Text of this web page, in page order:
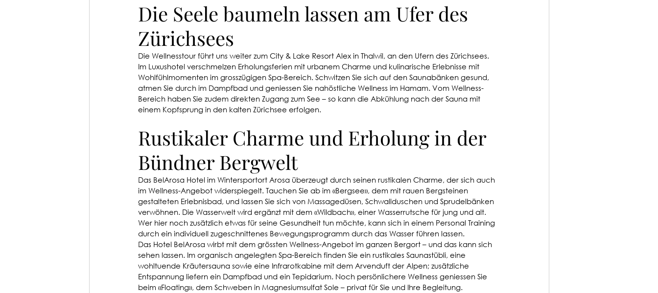
Die Seele baumeln lassen am Ufer des
Zürichsees
Die Wellnesstour führt uns weiter zum City & Lake Resort Alex in Thalwil, an den Ufern des Zürichsees.
Im Luxushotel verschmelzen Erholungsferien mit urbanem Charme und kulinarische Erlebnisse mit
Wohlfühlmomenten im grosszügigen Spa-Bereich. Schwitzen Sie sich auf den Saunabänken gesund,
atmen Sie durch im Dampfbad und geniessen Sie nahöstliche Wellness im Hamam. Vom Wellness-
Bereich haben Sie zudem direkten Zugang zum See – so kann die Abkühlung nach der Sauna mit
einem Kopfsprung in den kalten Zürichsee erfolgen.
Rustikaler Charme und Erholung in der
Bündner Bergwelt
Das BelArosa Hotel im Wintersportort Arosa überzeugt durch seinen rustikalen Charme, der sich auch
im Wellness-Angebot widerspiegelt. Tauchen Sie ab im «Bergsee», dem mit rauen Bergsteinen
gestalteten Erlebnisbad, und lassen Sie sich von Massagedüsen, Schwallduschen und Sprudelbänken
verwöhnen. Die Wasserwelt wird ergänzt mit dem «Wildbach», einer Wasserrutsche für jung und alt.
Wer hier noch zusätzlich etwas für seine Gesundheit tun möchte, kann sich in einem Personal Training
durch ein individuell zugeschnittenes Bewegungsprogramm durch das Wasser führen lassen.
Das Hotel BelArosa wirbt mit dem grössten Wellness-Angebot im ganzen Bergort – und das kann sich
sehen lassen. Im organisch angelegten Spa-Bereich finden Sie ein rustikales Saunastübli, eine
wohltuende Kräutersauna sowie eine Infrarotkabine mit dem Arvenduft der Alpen; zusätzliche
Entspannung liefern ein Dampfbad und ein Tepidarium. Noch persönlichere Wellness geniessen Sie
beim «Floating», dem Schweben in Magnesiumsulfat Sole – privat für Sie und Ihre Begleitung.